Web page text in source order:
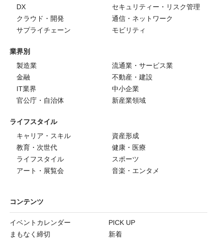
DX
セキュリティー・リスク管理
クラウド・開発
通信・ネットワーク
サプライチェーン
モビリティ
業界別
製造業
流通業・サービス業
金融
不動産・建設
IT業界
中小企業
官公庁・自治体
新産業領域
ライフスタイル
キャリア・スキル
資産形成
教育・次世代
健康・医療
ライフスタイル
スポーツ
アート・展覧会
音楽・エンタメ
コンテンツ
イベントカレンダー
PICK UP
まもなく締切
新着